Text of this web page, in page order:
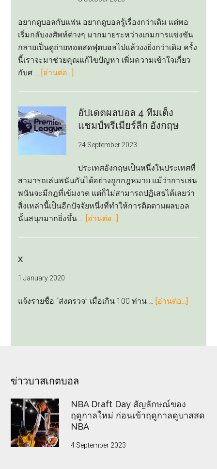
ผล
บอล
ยู
ฟ่า
ส์
อยากดูบอลกับแฟน อยากดูบอลรู้เรื่องกว่าเดิม แต่พอ
เริ่มกลับงงศัพท์ต่างๆ มากมายระหว่างเกมการแข่งขัน
กลายเป็นดูถ่ายทอดสดฟุตบอลไปแล้วงงยิ่งกว่าเดิม ครั้ง
นี้เราจะมาช่วยคุณแก้ไขปัญหา เพิ่มความเข้าใจเกี่ยว
กับศ … [อ่านต่อ...]
พื้น
ฐาน
จะ
การ
ดู
ถ่ายทอด
สด
ฟุตบอล
รู้
อัปเดตผลบอล 4 ทีมเต็ง
แชมป์พรีเมียร์ลีก อังกฤษ
24 September 2023
ประเทศอังกฤษเป็นหนึ่งในประเทศที่
สามารถเล่นพนันกันได้อย่างถูกกฎหมาย แม้ว่าการเล่น
พนันจะมีกฎที่เข้มงวด แต่ก็ไม่สามารถปฏิเสธได้เลยว่า
สิ่งเหล่านี้เป็นอีกปัจจัยหนึ่งที่ทำให้การติดตามผลบอล
นั้นสนุกมากยิ่งขึ้น … [อ่านต่อ...]
แชมป์
อังกฤษ
x
1 January 2020
แจ้งรายชื่อ “ส่งตรวจ” เมื่อเกิน 100 ท่าน … [อ่านต่อ...]
FOOTER
ข่าวบาสเกตบอล
NBA Draft Day สัญลักษณ์ของ
ฤดูกาลใหม่ ก่อนเข้าฤดูกาลดูบาสสด
NBA
4 September 2023